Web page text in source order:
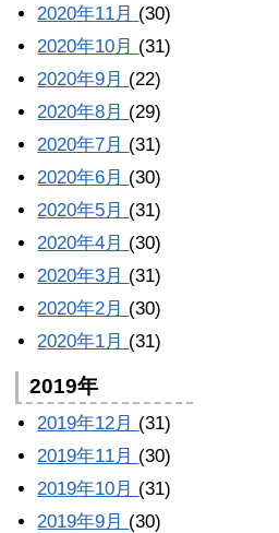
2020年11月 (30)
2020年10月 (31)
2020年9月 (22)
2020年8月 (29)
2020年7月 (31)
2020年6月 (30)
2020年5月 (31)
2020年4月 (30)
2020年3月 (31)
2020年2月 (30)
2020年1月 (31)
2019年
2019年12月 (31)
2019年11月 (30)
2019年10月 (31)
2019年9月 (30)